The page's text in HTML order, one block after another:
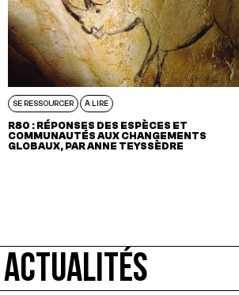
SE RESSOURCER À LIRE
R80 : RÉPONSES DES ESPÈCES ET
COMMUNAUTÉS AUX CHANGEMENTS
GLOBAUX, PAR ANNE TEYSSÈDRE
ACTUALITÉS